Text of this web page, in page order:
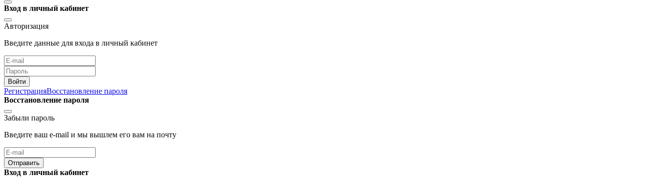
Вход в личный кабинет
Авторизация
Введите данные для входа в личный кабинет
Войти
РегистрацияВосстановление пароля
Восстановление пароля
Забыли пароль
Введите ваш e-mail и мы вышлем его вам на почту
Отправить
Вход в личный кабинет